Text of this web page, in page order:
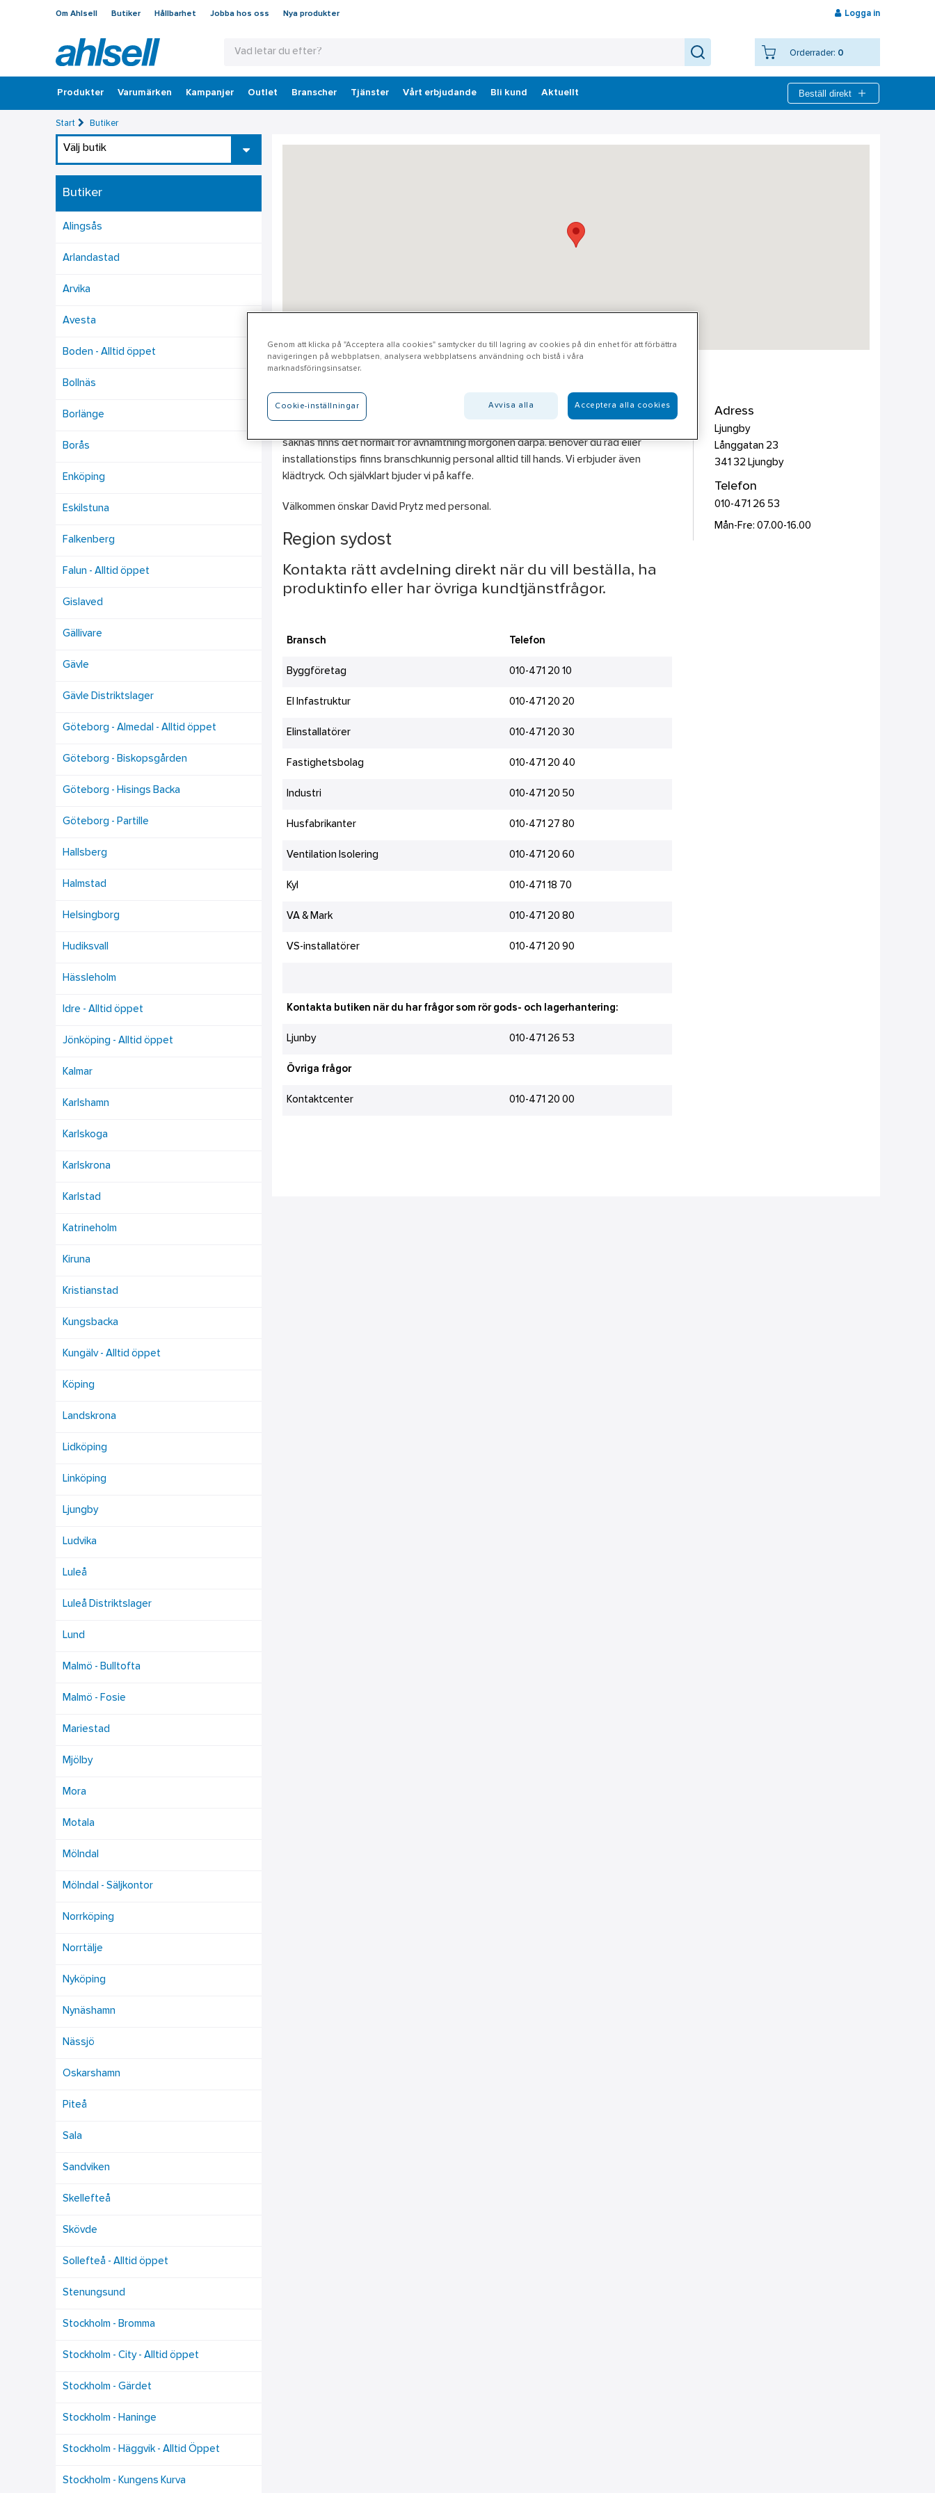
Om Ahlsell Butiker Hållbarhet Jobba hos oss Nya produkter Logga in
Orderrader: 0
Produkter Varumärken Kampanjer Outlet Branscher Tjänster Vårt erbjudande Bli kund Aktuellt Beställ direkt
Start Butiker
Välj butik
Butiker
Alingsås
Arlandastad
Arvika
Avesta
Boden - Alltid öppet
Bollnäs
Borlänge
Borås
Enköping
Eskilstuna
Falkenberg
Falun - Alltid öppet
Gislaved
Gällivare
Gävle
Gävle Distriktslager
Göteborg - Almedal - Alltid öppet
Göteborg - Biskopsgården
Göteborg - Hisings Backa
Göteborg - Partille
Hallsberg
Halmstad
Helsingborg
Hudiksvall
Hässleholm
Idre - Alltid öppet
Jönköping - Alltid öppet
Kalmar
Karlshamn
Karlskoga
Karlskrona
Karlstad
Katrineholm
Kiruna
Kristianstad
Kungsbacka
Kungälv - Alltid öppet
Köping
Landskrona
Lidköping
Linköping
Ljungby
Ludvika
Luleå
Luleå Distriktslager
Lund
Malmö - Bulltofta
Malmö - Fosie
Mariestad
Mjölby
Mora
Motala
Mölndal
Mölndal - Säljkontor
Norrköping
Norrtälje
Nyköping
Nynäshamn
Nässjö
Oskarshamn
Piteå
Sala
Sandviken
Skellefteå
Skövde
Sollefteå - Alltid öppet
Stenungsund
Stockholm - Bromma
Stockholm - City - Alltid öppet
Stockholm - Gärdet
Stockholm - Haninge
Stockholm - Häggvik - Alltid Öppet
Stockholm - Kungens Kurva
Ljungby
Adress
Ljungby
Långgatan 23
341 32 Ljungby
Telefon
010-471 26 53
Mån-Fre: 07.00-16.00
Ahlsell Ljungby erbjuder produkter inom områdena El, VVS, VA, Verktyg & Maskiner,
saknas finns det normalt för avhämtning morgonen därpå. Behöver du råd eller
installationstips finns branschkunnig personal alltid till hands. Vi erbjuder även
klädtryck. Och självklart bjuder vi på kaffe.
Välkommen önskar David Prytz med personal.
Region sydost
Kontakta rätt avdelning direkt när du vill beställa, ha
produktinfo eller har övriga kundtjänstfrågor.
Bransch Telefon
Byggföretag 010-471 20 10
El Infastruktur 010-471 20 20
Elinstallatörer 010-471 20 30
Fastighetsbolag 010-471 20 40
Industri 010-471 20 50
Husfabrikanter 010-471 27 80
Ventilation Isolering 010-471 20 60
Kyl 010-471 18 70
VA & Mark 010-471 20 80
VS-installatörer 010-471 20 90
Kontakta butiken när du har frågor som rör gods- och lagerhantering:
Ljunby 010-471 26 53
Övriga frågor
Kontaktcenter 010-471 20 00
Genom att klicka på "Acceptera alla cookies" samtycker du till lagring av cookies på din enhet för att förbättra
navigeringen på webbplatsen, analysera webbplatsens användning och bistå i våra
marknadsföringsinsatser.
Cookie-inställningar Avvisa alla Acceptera alla cookies